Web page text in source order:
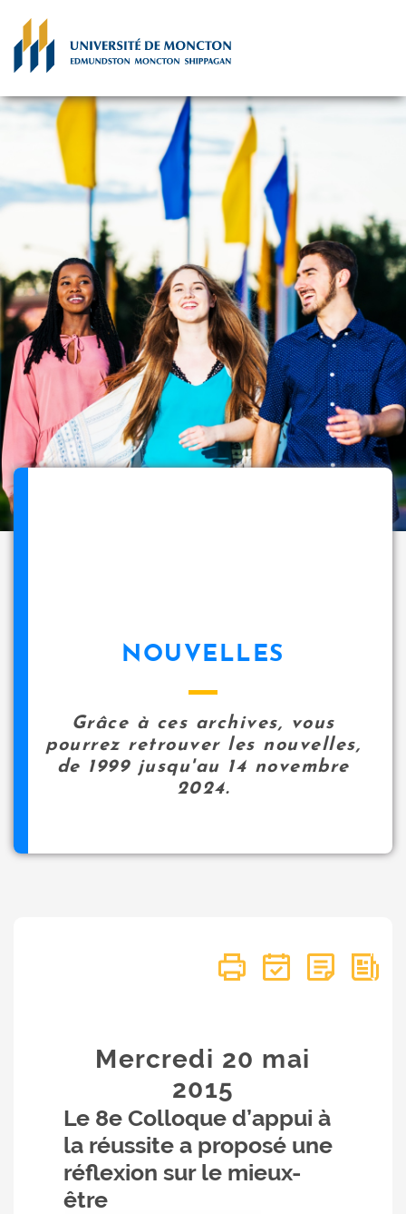
NOUVELLES
Grâce à ces archives, vous
pourrez retrouver les nouvelles,
de 1999 jusqu'au 14 novembre
2024.
Mercredi 20 mai
2015
Le 8e Colloque d’appui à
la réussite a proposé une
réflexion sur le mieux-
être